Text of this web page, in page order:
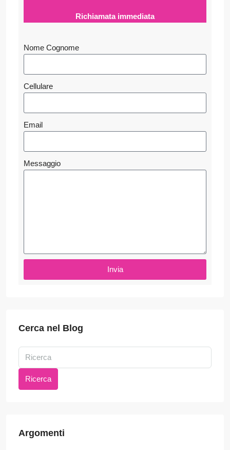
Richiamata immediata
Nome Cognome
Cellulare
Email
Messaggio
Invia
Cerca nel Blog
Ricerca
Argomenti